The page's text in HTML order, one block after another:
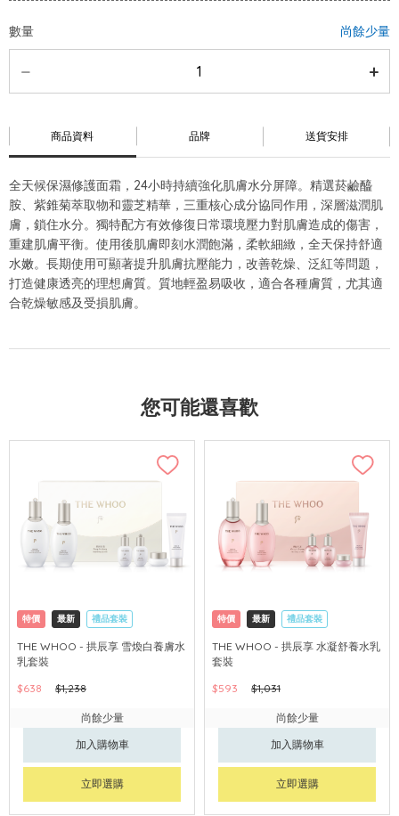
數量 尚餘少量
商品資料 品牌 送貨安排
全天候保濕修護面霜，24小時持續強化肌膚水分屏障。精選菸鹼醯
胺、紫錐菊萃取物和靈芝精華，三重核心成分協同作用，深層滋潤肌
膚，鎖住水分。獨特配方有效修復日常環境壓力對肌膚造成的傷害，
重建肌膚平衡。使用後肌膚即刻水潤飽滿，柔軟細緻，全天保持舒適
水嫩。長期使用可顯著提升肌膚抗壓能力，改善乾燥、泛紅等問題，
打造健康透亮的理想膚質。質地輕盈易吸收，適合各種膚質，尤其適
合乾燥敏感及受損肌膚。
您可能還喜歡
特價 最新 禮品套裝
網購店取 可中國內地配送
THE WHOO - 拱辰享 雪煥白養膚水
乳套裝
$638
$1,238
尚餘少量
加入購物車
立即選購
特價 最新 禮品套裝
網購店取 可中國內地配送
THE WHOO - 拱辰享 水凝舒養水乳
套裝
$593
$1,031
尚餘少量
加入購物車
立即選購